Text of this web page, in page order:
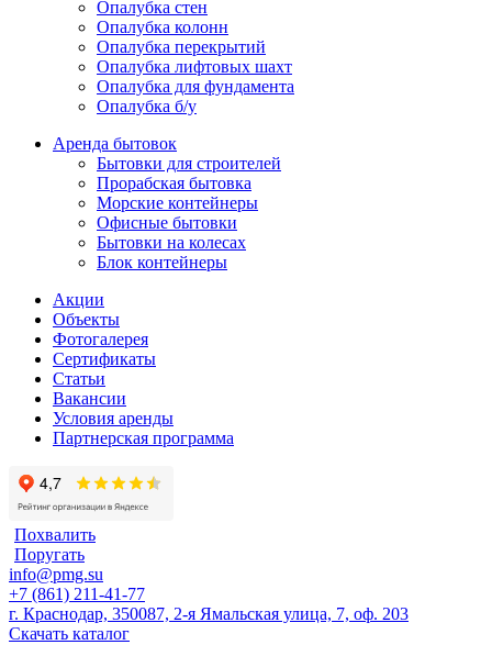
Опалубка стен
Опалубка колонн
Опалубка перекрытий
Опалубка лифтовых шахт
Опалубка для фундамента
Опалубка б/у
Аренда бытовок
Бытовки для строителей
Прорабская бытовка
Морские контейнеры
Офисные бытовки
Бытовки на колесах
Блок контейнеры
Акции
Объекты
Фотогалерея
Сертификаты
Статьи
Вакансии
Условия аренды
Партнерская программа
Похвалить
Поругать
info@pmg.su
+7 (861) 211-41-77
г. Краснодар, 350087, 2-я Ямальская улица, 7, оф. 203
Скачать каталог